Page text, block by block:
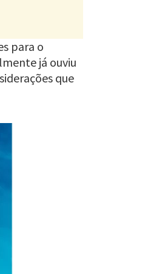
para o
já ouviu
que